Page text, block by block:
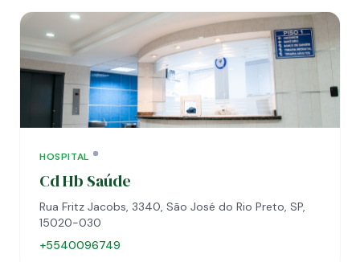
HOSPITAL
Cd Hb Saúde
Rua Fritz Jacobs, 3340, São José do Rio Preto, SP,
15020-030
+5540096749